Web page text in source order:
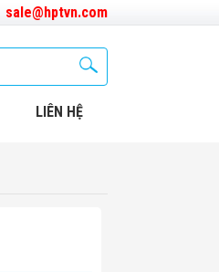
sale@hptvn.com
LIÊN HỆ